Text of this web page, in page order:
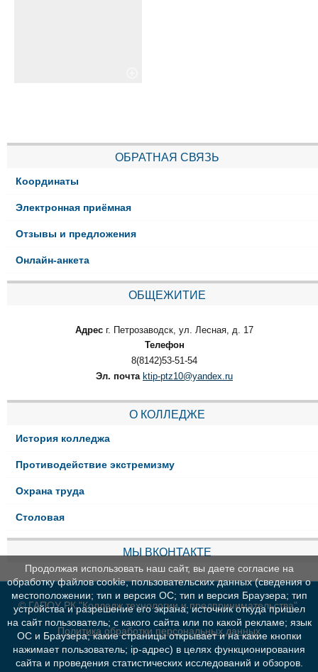
ОБРАТНАЯ СВЯЗЬ
Координаты
Электронная приёмная
Отзывы и предложения
Онлайн-анкета
ОБЩЕЖИТИЕ
Адрес г. Петрозаводск, ул. Лесная, д. 17
Телефон
8(8142)53-51-54
Эл. почта ktip-ptz10@yandex.ru
О КОЛЛЕДЖЕ
История колледжа
Противодействие экстремизму
Охрана труда
Столовая
МЫ ВКОНТАКТЕ
© ГАПОУ РК "Колледж технологии и предпринимательства"
Политика обработки персональных данных
Продолжая использовать наш сайт, вы даете согласие на
обработку файлов cookie, пользовательских данных (сведения о
местоположении; тип и версия ОС; тип и версия Браузера; тип
устройства и разрешение его экрана; источник откуда пришел
на сайт пользователь; с какого сайта или по какой рекламе; язык
ОС и Браузера; какие страницы открывает и на какие кнопки
нажимает пользователь; ip-адрес) в целях функционирования
сайта и проведения статистических исследований и обзоров.